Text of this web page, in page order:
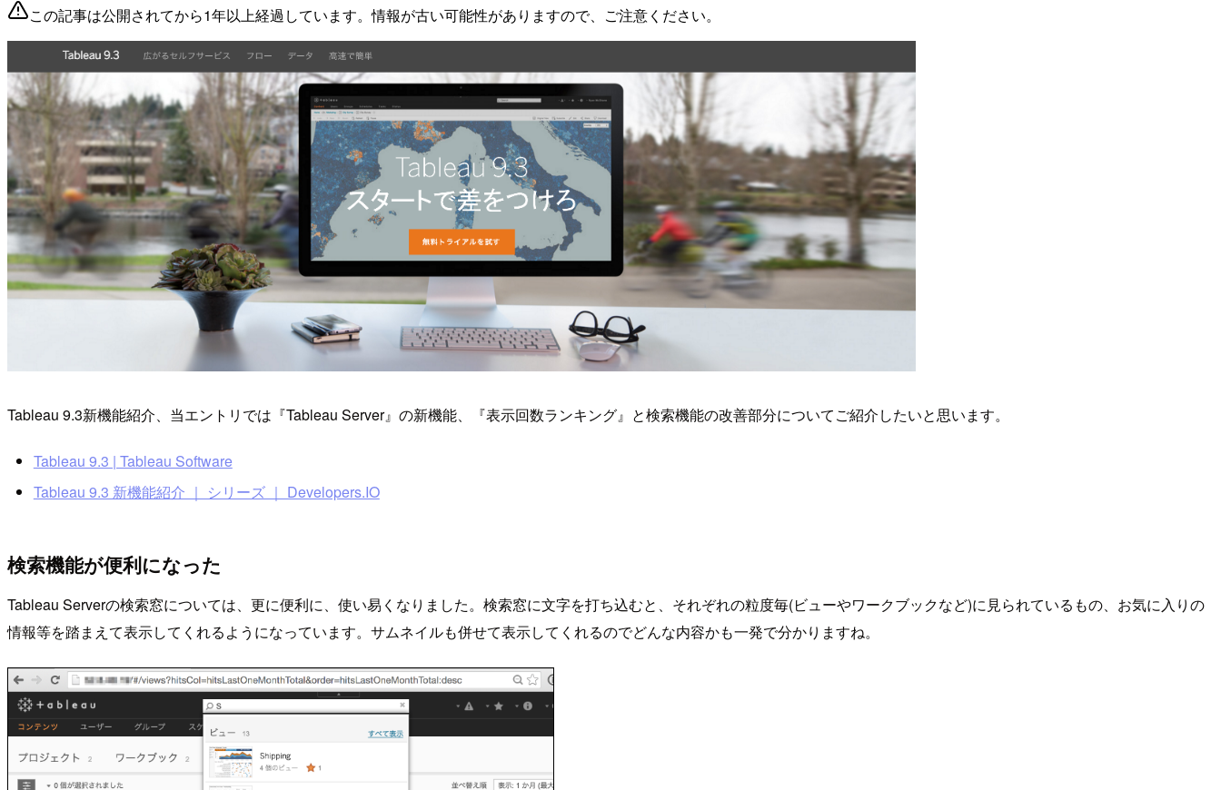
この記事は公開されてから1年以上経過しています。情報が古い可能性がありますので、ご注意ください。
Tableau 9.3新機能紹介、当エントリでは『Tableau Server』の新機能、『表示回数ランキング』と検索機能の改善部分についてご紹介したいと思います。
Tableau 9.3 | Tableau Software
Tableau 9.3 新機能紹介 ｜ シリーズ ｜ Developers.IO
検索機能が便利になった
Tableau Serverの検索窓については、更に便利に、使い易くなりました。検索窓に文字を打ち込むと、それぞれの粒度毎(ビューやワークブックなど)に見られているもの、お気に入りの
情報等を踏まえて表示してくれるようになっています。サムネイルも併せて表示してくれるのでどんな内容かも一発で分かりますね。